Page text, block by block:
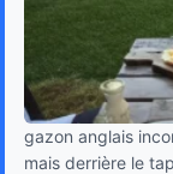
gazon anglais
mais derrière le